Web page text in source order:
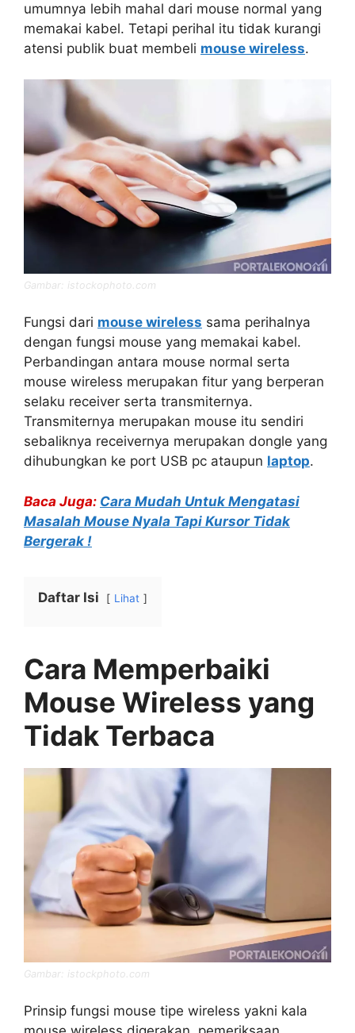
umumnya lebih mahal dari mouse normal yang
memakai kabel. Tetapi perihal itu tidak kurangi
atensi publik buat membeli mouse wireless.
Gambar: istockophoto.com
Fungsi dari mouse wireless sama perihalnya
dengan fungsi mouse yang memakai kabel.
Perbandingan antara mouse normal serta
mouse wireless merupakan fitur yang berperan
selaku receiver serta transmiternya.
Transmiternya merupakan mouse itu sendiri
sebaliknya receivernya merupakan dongle yang
dihubungkan ke port USB pc ataupun laptop.
Baca Juga: Cara Mudah Untuk Mengatasi
Masalah Mouse Nyala Tapi Kursor Tidak
Bergerak !
Daftar Isi Lihat
Cara Memperbaiki
Mouse Wireless yang
Tidak Terbaca
Gambar: istockphoto.com
Prinsip fungsi mouse tipe wireless yakni kala